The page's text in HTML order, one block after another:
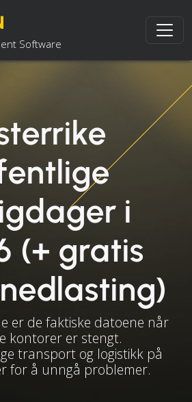
Software
i
(+ gratis
er de faktiske datoene når
kontorer er stengt.
transport og logistikk på
for å unngå problemer.